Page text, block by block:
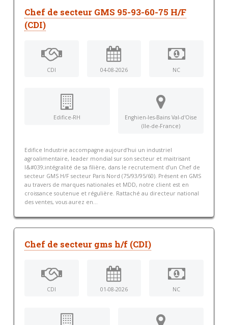
Chef de secteur GMS 95-93-60-75 H/F
(CDI)
CDI 04-08-2026 NC
Edifice-RH
Enghien-les-Bains Val-d'Oise
(Ile-de-France)
Edifice Industrie accompagne aujourd’hui un industriel
agroalimentaire, leader mondial sur son secteur et maitrisant
l&#039;intégralité de sa filière, dans le recrutement d’un Chef de
secteur GMS H/F secteur Paris Nord (75/93/95/60). Présent en GMS
au travers de marques nationales et MDD, notre client est en
croissance soutenue et régulière. Rattaché au directeur national
des ventes, vous aurez en...
Chef de secteur gms h/f (CDI)
CDI 01-08-2026 NC